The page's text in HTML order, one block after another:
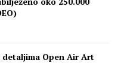
Open Air Art